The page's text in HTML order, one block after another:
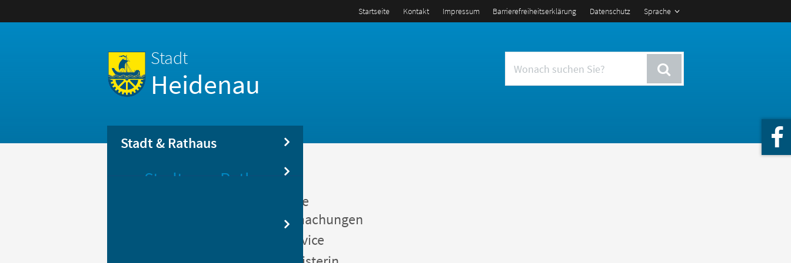
Sprache
Startseite Kontakt Impressum Barrierefreiheitserklärung Datenschutz
Stadt
Heidenau
Stadt & Rathaus
Stadt Rathaus
Öffentliche
Bekanntmachungen
Bürgerservice